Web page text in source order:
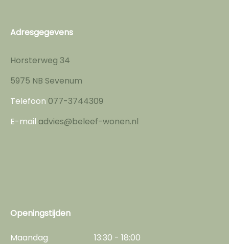
Adresgegevens
Horsterweg 34
5975 NB Sevenum
Telefoon 077-3744309
E-mail advies@beleef-wonen.nl
Openingstijden
Maandag
13:30 - 18:00